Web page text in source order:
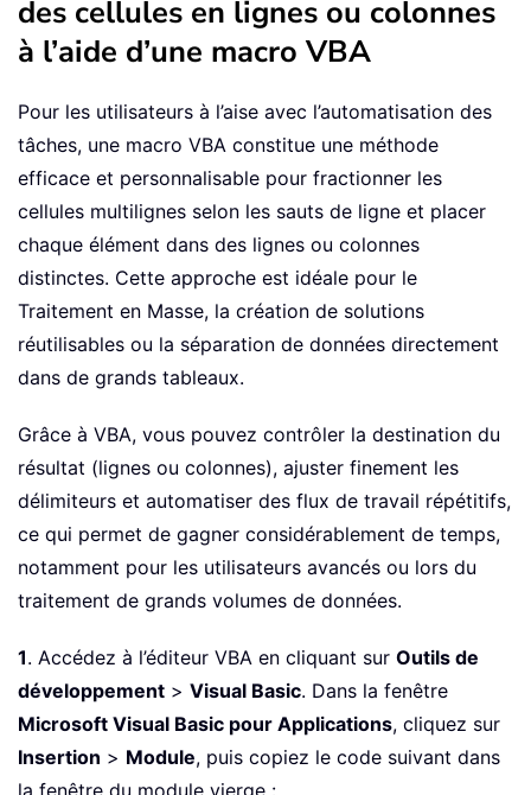
des cellules en lignes ou colonnes
à l’aide d’une macro VBA
Pour les utilisateurs à l’aise avec l’automatisation des
tâches, une macro VBA constitue une méthode
efficace et personnalisable pour fractionner les
cellules multilignes selon les sauts de ligne et placer
chaque élément dans des lignes ou colonnes
distinctes. Cette approche est idéale pour le
Traitement en Masse, la création de solutions
réutilisables ou la séparation de données directement
dans de grands tableaux.
Grâce à VBA, vous pouvez contrôler la destination du
résultat (lignes ou colonnes), ajuster finement les
délimiteurs et automatiser des flux de travail répétitifs,
ce qui permet de gagner considérablement de temps,
notamment pour les utilisateurs avancés ou lors du
traitement de grands volumes de données.
1. Accédez à l’éditeur VBA en cliquant sur Outils de
développement > Visual Basic. Dans la fenêtre
Microsoft Visual Basic pour Applications, cliquez sur
Insertion > Module, puis copiez le code suivant dans